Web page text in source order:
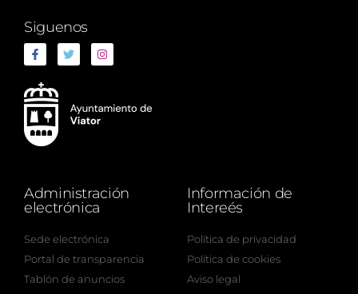
Siguenos
Administración
electrónica
Sede electrónica
Portal de transparencia
Tablón de anuncios
Información de
Intereés
Política de privacidad
Política de cookies
Aviso legal